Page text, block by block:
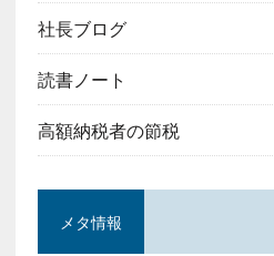
社長ブログ
読書ノート
高額納税者の節税
メタ情報